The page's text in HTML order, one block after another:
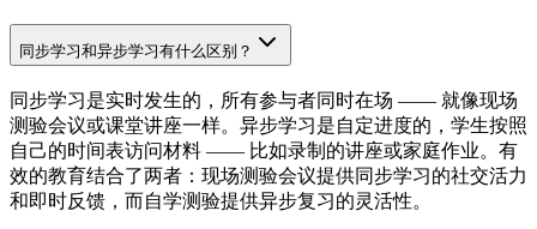
同步学习和异步学习有什么区别？
同步学习是实时发生的，所有参与者同时在场 —— 就像现场
测验会议或课堂讲座一样。异步学习是自定进度的，学生按照
自己的时间表访问材料 —— 比如录制的讲座或家庭作业。有
效的教育结合了两者：现场测验会议提供同步学习的社交活力
和即时反馈，而自学测验提供异步复习的灵活性。